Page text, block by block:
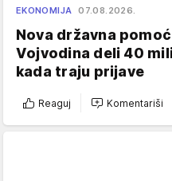
EKONOMIJA 07.08.2026.
Nova državna
Vojvodina deli 40
kada traju prijave
Reaguj Komentariši